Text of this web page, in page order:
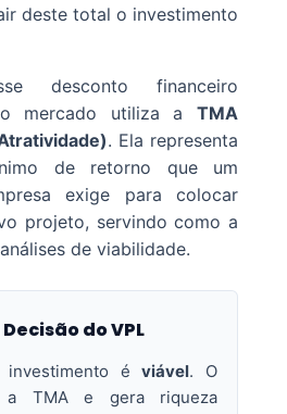
deste total o investimento
desconto financeiro
o mercado utiliza a TMA
. Ela representa
de retorno que um
exige para colocar
projeto, servindo como a
de viabilidade.
do VPL
éviável. O
a TMA e gera riqueza